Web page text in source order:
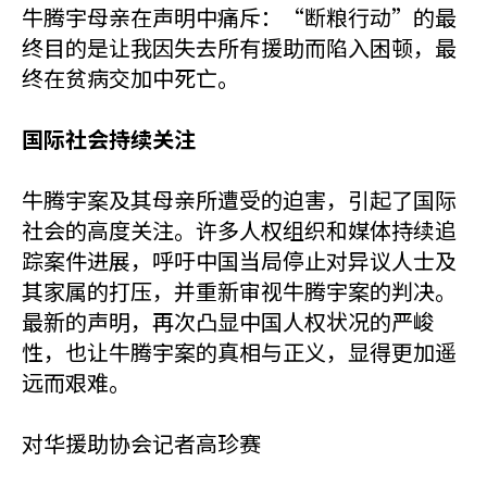
牛腾宇母亲在声明中痛斥：“断粮行动”的最
终目的是让我因失去所有援助而陷入困顿，最
终在贫病交加中死亡。
国际社会持续关注
牛腾宇案及其母亲所遭受的迫害，引起了国际
社会的高度关注。许多人权组织和媒体持续追
踪案件进展，呼吁中国当局停止对异议人士及
其家属的打压，并重新审视牛腾宇案的判决。
最新的声明，再次凸显中国人权状况的严峻
性，也让牛腾宇案的真相与正义，显得更加遥
远而艰难。
对华援助协会记者高珍赛